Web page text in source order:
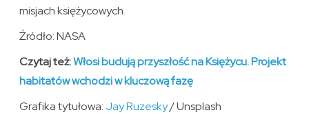
misjach księżycowych.
Źródło: NASA
Czytaj też:Włosi budują przyszłość na Księżycu. Projekt
habitatów wchodzi w kluczową fazę
Grafika tytułowa: Jay Ruzesky/ Unsplash